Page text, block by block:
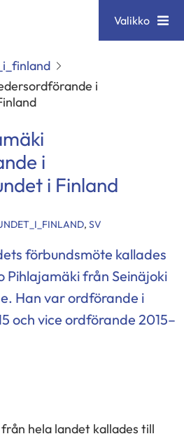
Valikko
i
i
i Finland
, SV
förbundsmöte kallades
Pihlajamäki från Seinäjoki
Han var ordförande i
och vice ordförande 2015–
hela landet kallades till